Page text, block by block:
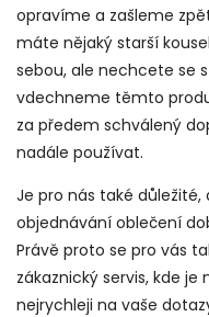
opravíme a zašleme
máte nějaký starší
sebou, ale nechcete se
vdechneme těmto
za předem schválený
nadále používat.
Je pro nás také důležité,
objednávání oblečení
Právě proto se pro vás
zákaznický servis, kde
nejrychleji na vaše